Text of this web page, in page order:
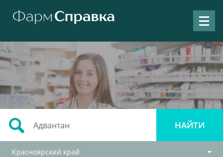
Красноярский край